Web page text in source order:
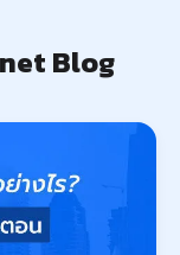
Blog